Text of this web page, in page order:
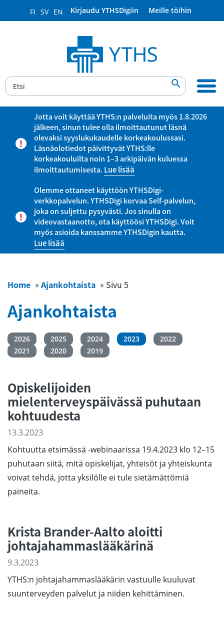
FI SV EN Kirjaudu YTHSDigiin Meille töihin

Jotta voit käyttää YTHS:n palveluita myös 1.8.2026
jälkeen, sinun tulee olla ilmoittautunut läsnä
olevaksi syyslukukaudelle korkeakoulussasi.
Läsnäolotiedot päivittyvät YTHS:lle
korkeakouluilta noin 1–3 arkipäivän kuluessa
ilmoittautumisesta.Lue lisää
Olemme ottaneet käyttöön YTHSDigi-
verkkopalvelun. YTHSDigi korvaa Self-palvelun,
joka on suljettu pysyvästi. Jos sinulla on
videovastaanotto, ota käyttöösi YTHSDigi. Voit
myös asioida kanssamme YTHSDigin kautta.
Lue lisää
Home » Ajankohtaista » Sivu 5
Ajankohtaista
2026 2025 2024 2023
2022
2021
2020 2019
Opiskelijoiden
mielenterveyspäivässä puhutaan
kohtuudesta
13.3.2023
Kohtuutta etsimässä -webinaarissa 19.4.2023 klo 12–15
puhutaan siitä, mitä opiskelijat, yhteisöt ja yhteiskunta
voivat tehdä, jotta yksilölle ei tule sietämättömiä
paineita.
Krista Brander-Aalto aloitti
johtajahammaslääkärinä
9.3.2023
YTHS:n johtajahammaslääkärin vastuulle kuuluvat
suunterveyden palvelut ja niiden kehittäminen.